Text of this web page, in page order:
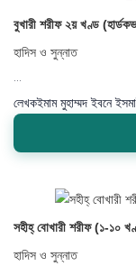
বুখারী শরীফ ২য় খণ্ড
হাদিস ও সুন্নাত
লেখকইমাম মুহাম্মদ ইবনে
সহীহ্ বোখারী শরীফ (১-১০
হাদিস ও সুন্নাত